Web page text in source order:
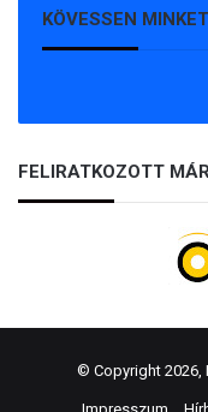
KÖVESSEN
FELIRATKOZOTT
© Copyright 2026,